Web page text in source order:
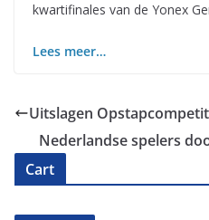
kwartifinales van de Yonex
Lees meer…
Uitslagen
Nederlandse spelers
Cart